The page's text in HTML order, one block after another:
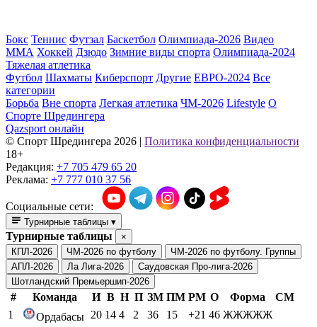
Бокс Теннис Футзал Баскетбол Олимпиада-2026 Видео
ММА Хоккей Дзюдо Зимние виды спорта Олимпиада-2024
Тяжелая атлетика
Футбол Шахматы Киберспорт Другие ЕВРО-2024 Все
категории
Борьба Вне спорта Легкая атлетика ЧМ-2026 Lifestyle О
Спорте Шредингера
Qazsport онлайн
© Cпорт Шредингера 2026
Политика конфиденциальности
18+
Редакция: +7 705 479 65 20
Реклама: +7 777 010 37 56
Социальные сети:
Турнирные таблицы ▾
Турнирные таблицы
×
КПЛ-2026
ЧМ-2026 по футболу
ЧМ-2026 по футболу. Группы
АПЛ-2026
Ла Лига-2026
Саудовская Про-лига-2026
Шотландский Премьершип-2026
# Команда И В Н П ЗМ ПМ РМ О Форма
СМ
1
Ордабасы 20 14 4 2 36 15 +21 46 ЖЖЖЖЖ